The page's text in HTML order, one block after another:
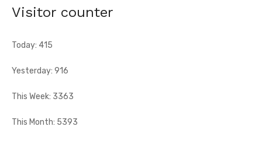
Visitor counter
Today: 415
Yesterday: 916
This Week: 3363
This Month: 5393